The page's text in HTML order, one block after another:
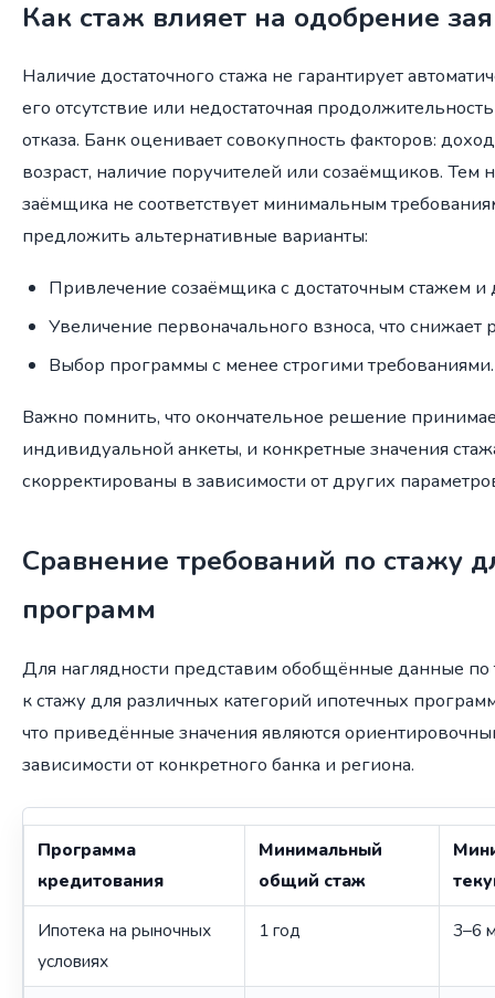
Как стаж влияет на одобрение
Наличие достаточного стажа не гарантирует
его отсутствие или недостаточная
отказа. Банк оценивает совокупность факторов:
возраст, наличие поручителей или созаёмщиков. Тем
заёмщика не соответствует минимальным
предложить альтернативные варианты:
Привлечение созаёмщика с достаточным стажем и
Увеличение первоначального взноса, что снижает
Выбор программы с менее строгими требованиями.
Важно помнить, что окончательное решение
индивидуальной анкеты, и конкретные значения
скорректированы в зависимости от других
Сравнение требований по стажу
программ
Для наглядности представим обобщённые данные
к стажу для различных категорий ипотечных
что приведённые значения являются
зависимости от конкретного банка и региона.
Программа
кредитования
Минимальный
общий стаж
Ипотека на рыночных
условиях
1 год 3–6